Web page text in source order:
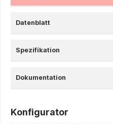
Datenblatt
Spezifikation
Dokumentation
Konfigurator